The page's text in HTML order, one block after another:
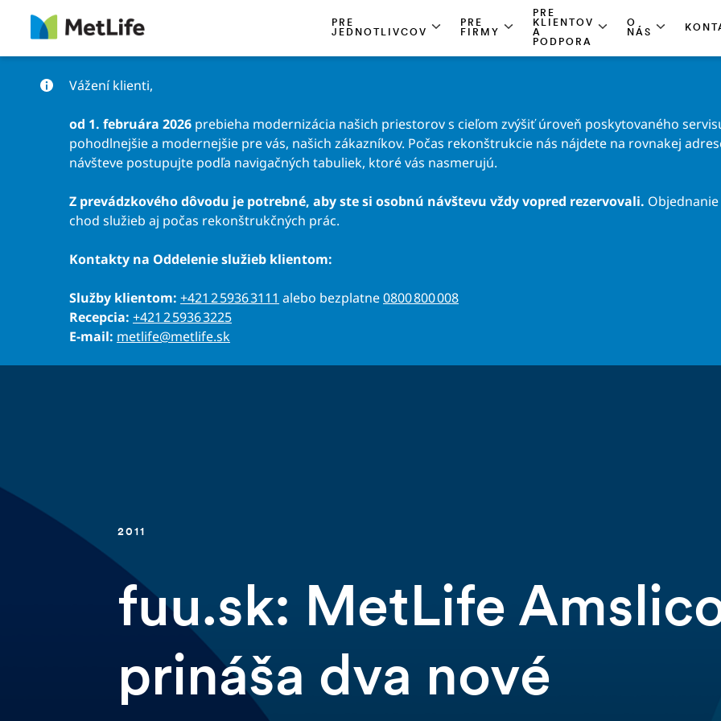
Preskočiť na obsah
PRE
JEDNOTLIVCOV
PRE
FIRMY
PRE
KLIENTOV
A
PODPORA
O
NÁS
Vážení klienti,
od 1. februára 2026 prebieha modernizácia našich priestorov s cieľom zvýšiť úroveň poskytovaného
pohodlnejšie a modernejšie pre vás, našich zákazníkov. Počas rekonštrukcie nás nájdete na rovnakej
návšteve postupujte podľa navigačných tabuliek, ktoré vás nasmerujú.
Z prevádzkového dôvodu je potrebné, aby ste si osobnú návštevu vždy vopred rezervovali.
chod služieb aj počas rekonštrukčných prác.
Kontakty na Oddelenie služieb klientom:
Služby klientom: +421 2 5936 3111 alebo bezplatne0800 800 008
Recepcia: +421 2 5936 3225
E-mail: metlife@metlife.sk
2011
fuu.sk: MetLife
prináša dva nové